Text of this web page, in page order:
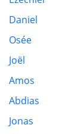
Daniel
Osée
Joël
Amos
Abdias
Jonas